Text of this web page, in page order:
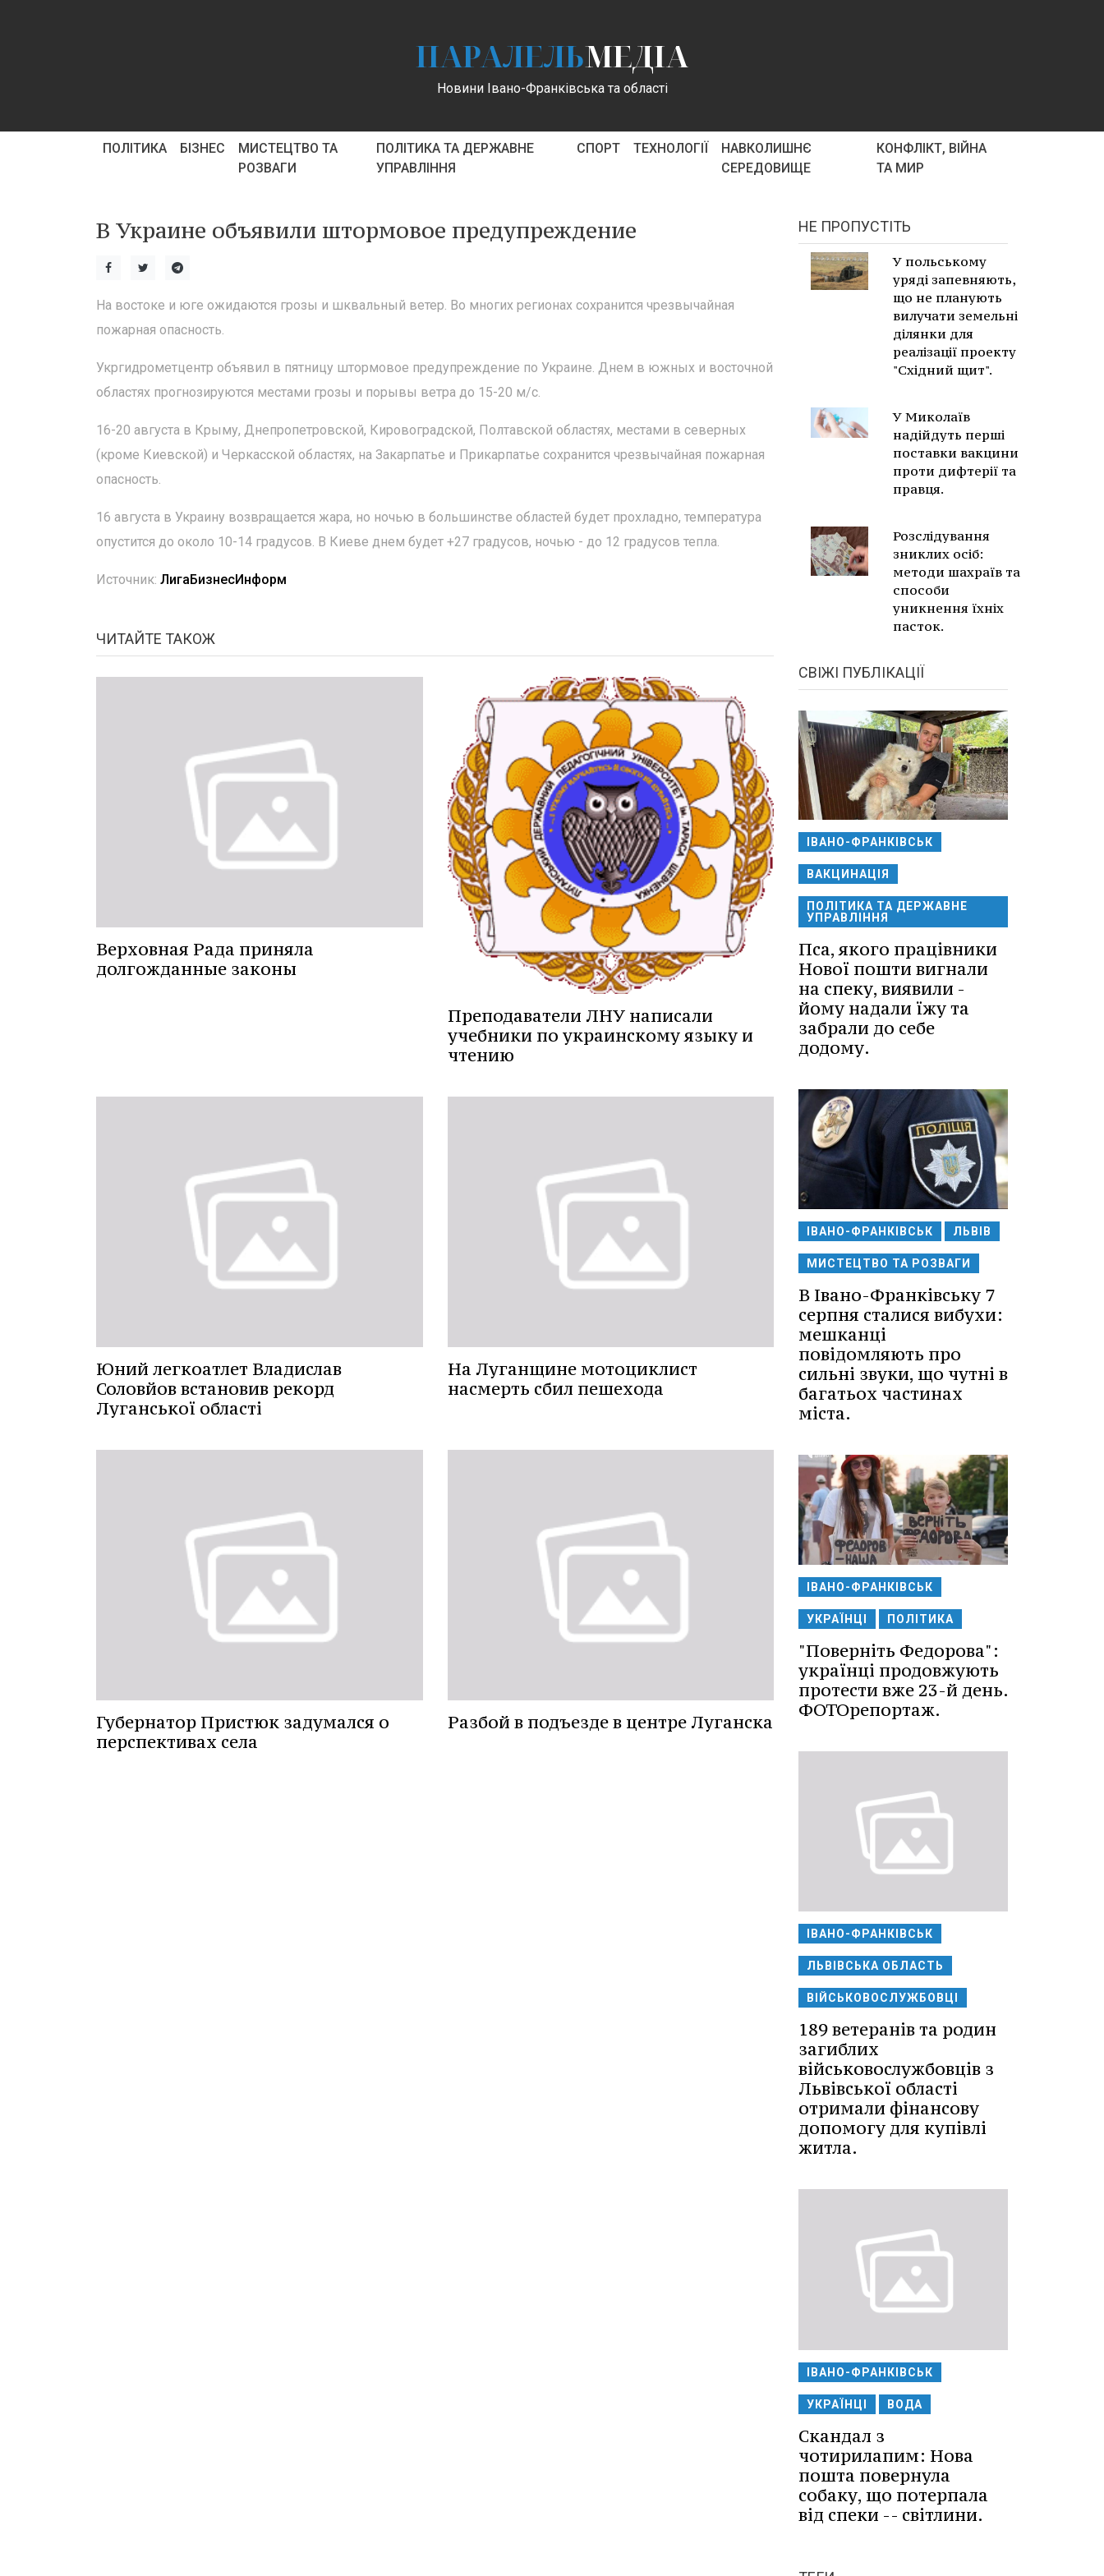
ПАРАЛЕЛЬМЕДІА
Новини Івано-Франківська та області
ПОЛІТИКА БІЗНЕС
МИСТЕЦТВО ТА
РОЗВАГИ
ПОЛІТИКА ТА ДЕРЖАВНЕ
УПРАВЛІННЯ
СПОРТ ТЕХНОЛОГІЇ
НАВКОЛИШНЄ
СЕРЕДОВИЩЕ
КОНФЛІКТ, ВІЙНА
ТА МИР
В Украине объявили штормовое предупреждение
На востоке и юге ожидаются грозы и шквальный ветер. Во многих регионах сохранится чрезвычайная
пожарная опасность.
Укргидрометцентр объявил в пятницу штормовое предупреждение по Украине. Днем в южных и восточной
областях прогнозируются местами грозы и порывы ветра до 15-20 м/с.
16-20 августа в Крыму, Днепропетровской, Кировоградской, Полтавской областях, местами в северных
(кроме Киевской) и Черкасской областях, на Закарпатье и Прикарпатье сохранится чрезвычайная пожарная
опасность.
16 августа в Украину возвращается жара, но ночью в большинстве областей будет прохладно, температура
опустится до около 10-14 градусов. В Киеве днем будет +27 градусов, ночью - до 12 градусов тепла.
Источник: ЛигаБизнесИнформ
ЧИТАЙТЕ ТАКОЖ
Верховная Рада приняла
долгожданные законы
Преподаватели ЛНУ написали
учебники по украинскому языку и
чтению
Юний легкоатлет Владислав
Соловйов встановив рекорд
Луганської області
На Луганщине мотоциклист
насмерть сбил пешехода
Губернатор Пристюк задумался о
перспективах села
Разбой в подъезде в центре Луганска
НЕ ПРОПУСТІТЬ
У польському
уряді запевняють,
що не планують
вилучати земельні
ділянки для
реалізації проекту
"Східний щит".
У Миколаїв
надійдуть перші
поставки вакцини
проти дифтерії та
правця.
Розслідування
зниклих осіб:
методи шахраїв та
способи
уникнення їхніх
пасток.
СВІЖІ ПУБЛІКАЦІЇ
ІВАНО-ФРАНКІВСЬК
ВАКЦИНАЦІЯ
ПОЛІТИКА ТА ДЕРЖАВНЕ
УПРАВЛІННЯ
Пса, якого працівники
Нової пошти вигнали
на спеку, виявили -
йому надали їжу та
забрали до себе
додому.
ІВАНО-ФРАНКІВСЬК ЛЬВІВ
МИСТЕЦТВО ТА РОЗВАГИ
В Івано-Франківську 7
серпня сталися вибухи:
мешканці
повідомляють про
сильні звуки, що чутні в
багатьох частинах
міста.
ІВАНО-ФРАНКІВСЬК
УКРАЇНЦІ ПОЛІТИКА
"Поверніть Федорова":
українці продовжують
протести вже 23-й день.
ФОТОрепортаж.
ІВАНО-ФРАНКІВСЬК
ЛЬВІВСЬКА ОБЛАСТЬ
ВІЙСЬКОВОСЛУЖБОВЦІ
189 ветеранів та родин
загиблих
військовослужбовців з
Львівської області
отримали фінансову
допомогу для купівлі
житла.
ІВАНО-ФРАНКІВСЬК
УКРАЇНЦІ ВОДА
Скандал з
чотирилапим: Нова
пошта повернула
собаку, що потерпала
від спеки -- світлини.